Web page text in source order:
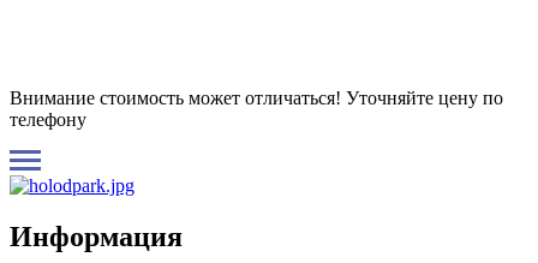
Внимание стоимость может отличаться! Уточняйте цену по
телефону
Информация